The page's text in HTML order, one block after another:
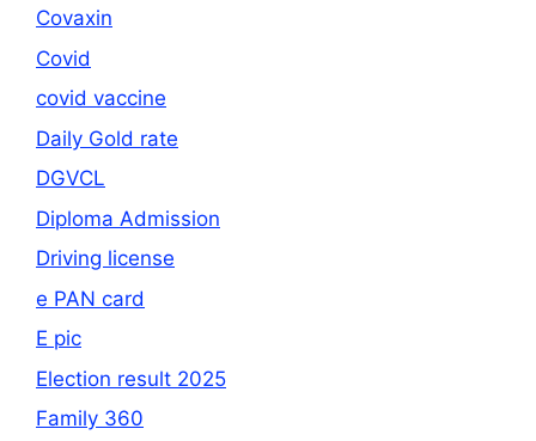
Covaxin
Covid
covid vaccine
Daily Gold rate
DGVCL
Diploma Admission
Driving license
e PAN card
E pic
Election result 2025
Family 360